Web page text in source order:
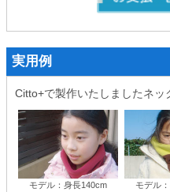
実用例
Citto+で製作いたしましたネッ
モデル：身長140cm
モデル